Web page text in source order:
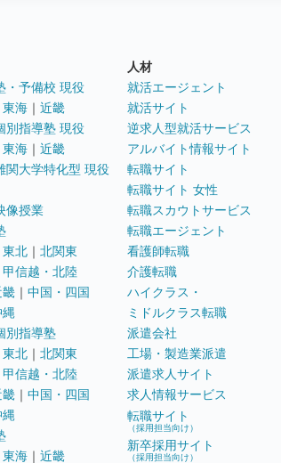
・予備校 現役
東海 ｜ 近畿
別指導塾 現役
東海 ｜ 近畿
関大学特化型 現役
像授業
東北 ｜ 北関東
甲信越・北陸
畿 ｜ 中国・四国
別指導塾
東北 ｜ 北関東
甲信越・北陸
畿 ｜ 中国・四国
東海 ｜ 近畿
人材
就活エージェント
就活サイト
逆求人型就活サービス
アルバイト情報サイト
転職サイト
転職サイト 女性
転職スカウトサービス
転職エージェント
看護師転職
介護転職
ハイクラス・
ミドルクラス転職
派遣会社
工場・製造業派遣
派遣求人サイト
求人情報サービス
転職サイト
（採用担当向け）
新卒採用サイト
（採用担当向け）